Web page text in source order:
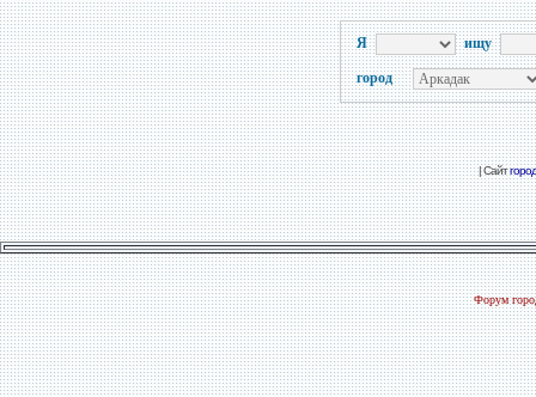
Я ищу
город
| Сайт
Форум